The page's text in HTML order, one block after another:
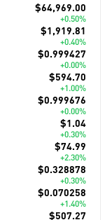
$64,969.00
+0.50%
$1,919.81
+0.40%
$0.999427
+0.00%
$594.70
+1.00%
$0.999676
+0.00%
$1.04
+0.30%
$74.99
+2.30%
$0.328878
+0.30%
$0.070258
+1.40%
$507.27